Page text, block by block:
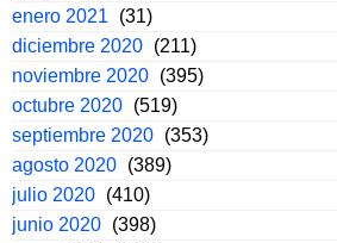
enero 2021
(31)
diciembre 2020 (211)
noviembre 2020 (395)
octubre 2020 (519)
septiembre 2020 (353)
agosto 2020 (389)
julio 2020 (410)
junio 2020 (398)